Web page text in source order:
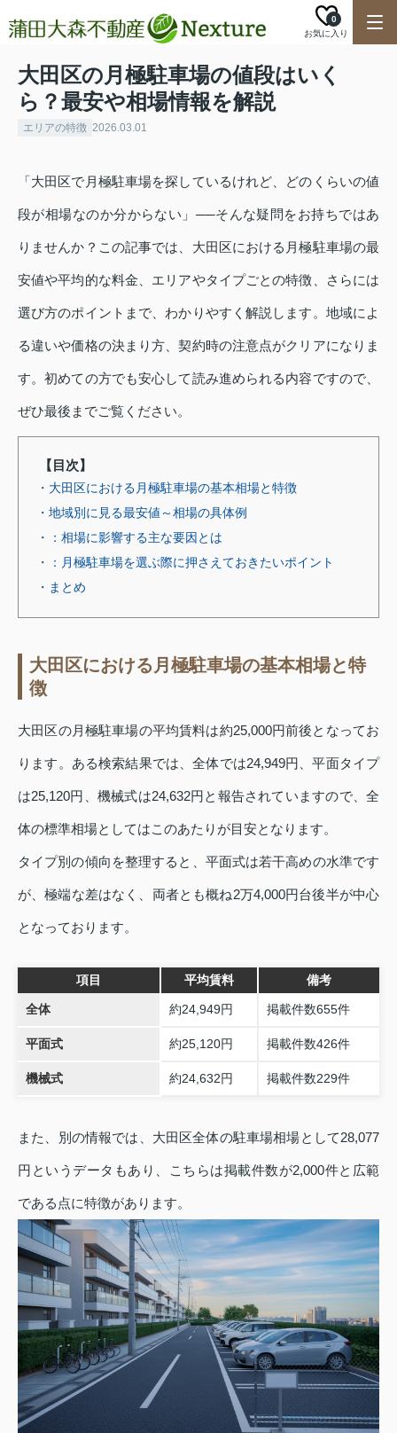
お気に入り
0
大田区の月極駐車場の値段はいく
ら？最安や相場情報を解説
エリアの特徴 2026.03.01
「大田区で月極駐車場を探しているけれど、どのくらいの値
段が相場なのか分からない」──そんな疑問をお持ちではあ
りませんか？この記事では、大田区における月極駐車場の最
安値や平均的な料金、エリアやタイプごとの特徴、さらには
選び方のポイントまで、わかりやすく解説します。地域によ
る違いや価格の決まり方、契約時の注意点がクリアになりま
す。初めての方でも安心して読み進められる内容ですので、
ぜひ最後までご覧ください。
【目次】
・大田区における月極駐車場の基本相場と特徴
・地域別に見る最安値～相場の具体例
・：相場に影響する主な要因とは
・：月極駐車場を選ぶ際に押さえておきたいポイント
・まとめ
大田区における月極駐車場の基本相場と特
徴
大田区の月極駐車場の平均賃料は約25,000円前後となってお
ります。ある検索結果では、全体では24,949円、平面タイプ
は25,120円、機械式は24,632円と報告されていますので、全
体の標準相場としてはこのあたりが目安となります。
タイプ別の傾向を整理すると、平面式は若干高めの水準です
が、極端な差はなく、両者とも概ね2万4,000円台後半が中心
となっております。
項目 平均賃料 備考
全体 約24,949円 掲載件数655件
平面式 約25,120円 掲載件数426件
機械式 約24,632円 掲載件数229件
また、別の情報では、大田区全体の駐車場相場として28,077
円というデータもあり、こちらは掲載件数が2,000件と広範
である点に特徴があります。